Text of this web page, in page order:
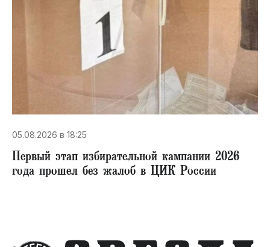
05.08.2026 в 18:25
Первый этап избирательной кампании 2026
года прошел без жалоб в ЦИК России